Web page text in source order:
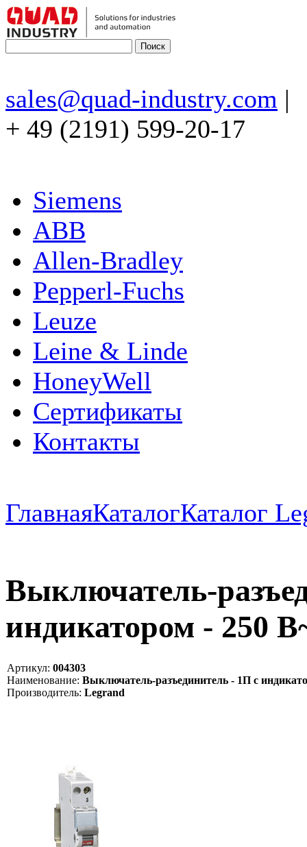
sales@quad-industry.com |
+ 49 (2191) 599-20-17
Siemens
ABB
Allen-Bradley
Pepperl-Fuchs
Leuze
Leine & Linde
HoneyWell
Сертификаты
Контакты
ГлавнаяКаталогКаталог
Выключатель-
индикатором - 250
Артикул: 004303
Наименование: Выключатель-разъединитель - 1П с
Производитель: Legrand